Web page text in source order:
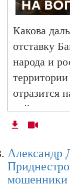
Александр
Украины,
Александр
протесты в
США
Украине и
Какова
отставку
народа и
отразится
найдено
заседании
Владимир
Франции?
Александр
мошенники